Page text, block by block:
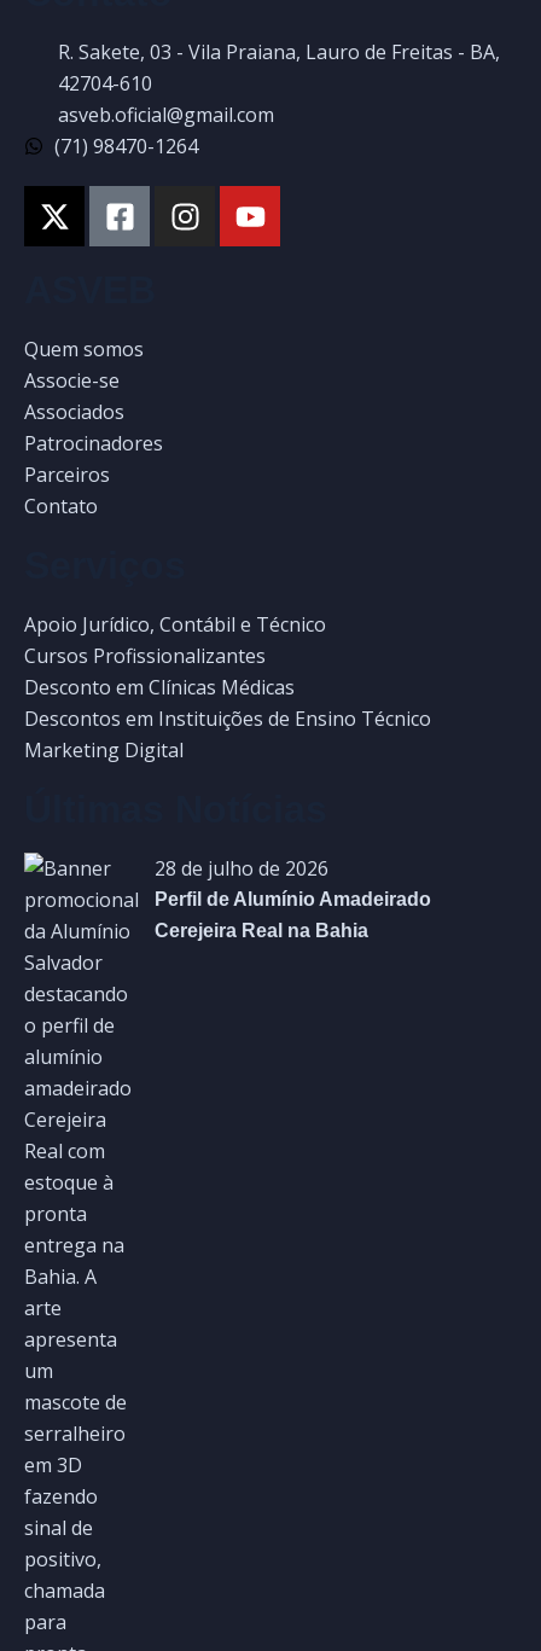
R. Sakete, 03 - Vila Praiana, Lauro de Freitas - BA,
42704-610
asveb.oficial@gmail.com
(71) 98470-1264
Quem somos
Associe-se
Associados
Patrocinadores
Parceiros
Contato
Apoio Jurídico, Contábil e Técnico
Cursos Profissionalizantes
Desconto em Clínicas Médicas
Descontos em Instituições de Ensino Técnico
Marketing Digital
28 de julho de 2026
Perfil de Alumínio Amadeirado
Cerejeira Real na Bahia